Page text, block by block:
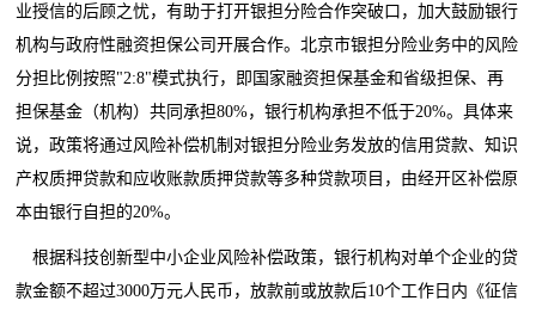
业授信的后顾之忧，有助于打开银担分险合作突破口，加大鼓励银行
机构与政府性融资担保公司开展合作。北京市银担分险业务中的风险
分担比例按照"2:8"模式执行，即国家融资担保基金和省级担保、再
担保基金（机构）共同承担80%，银行机构承担不低于20%。具体来
说，政策将通过风险补偿机制对银担分险业务发放的信用贷款、知识
产权质押贷款和应收账款质押贷款等多种贷款项目，由经开区补偿原
本由银行自担的20%。
根据科技创新型中小企业风险补偿政策，银行机构对单个企业的贷
款金额不超过3000万元人民币，放款前或放款后10个工作日内《征信